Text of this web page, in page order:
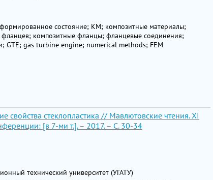
состояние; КМ; композитные материалы;
композитные фланцы; фланцевые соединения;
GTE; gas turbine engine; numerical methods; FEM
свойства стеклопластика // Мавлютовские чтения. XI
[в 7-ми т.]. – 2017. – С. 30-34
технический университет (УГАТУ)